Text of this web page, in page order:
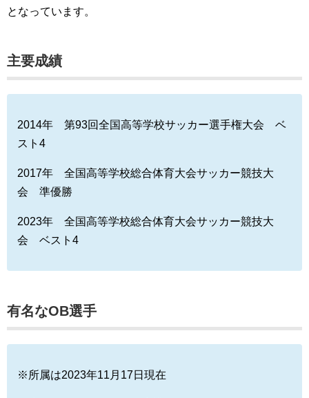
となっています。
主要成績
2014年 第93回全国高等学校サッカー選手権大会 ベ
スト4
2017年 全国高等学校総合体育大会サッカー競技大
会 準優勝
2023年 全国高等学校総合体育大会サッカー競技大
会 ベスト4
有名なOB選手
※所属は2023年11月17日現在